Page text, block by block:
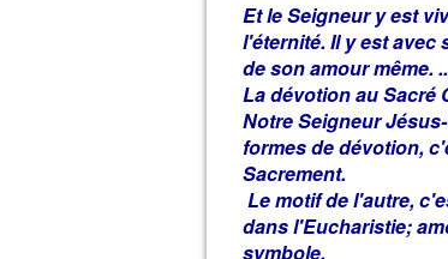
Et le Seigneur y est
l'éternité. Il y est
de son amour même.
La dévotion au Sacré
Notre Seigneur
formes de dévotion,
Sacrement.
Le motif de l'autre,
dans l'Eucharistie;
symbole.